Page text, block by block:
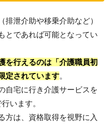
泄介助や移乗介助など）
とであれば可能となってい
を行えるのは「介護職員初
定されています。
自宅に行き介護サービスを
います。
方は、資格取得を視野に入